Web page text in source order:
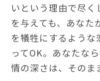
いという理由で尽く
を与えても、あなた
を犠牲にするよう
ってOK。あなたな
情の深さは、そのま